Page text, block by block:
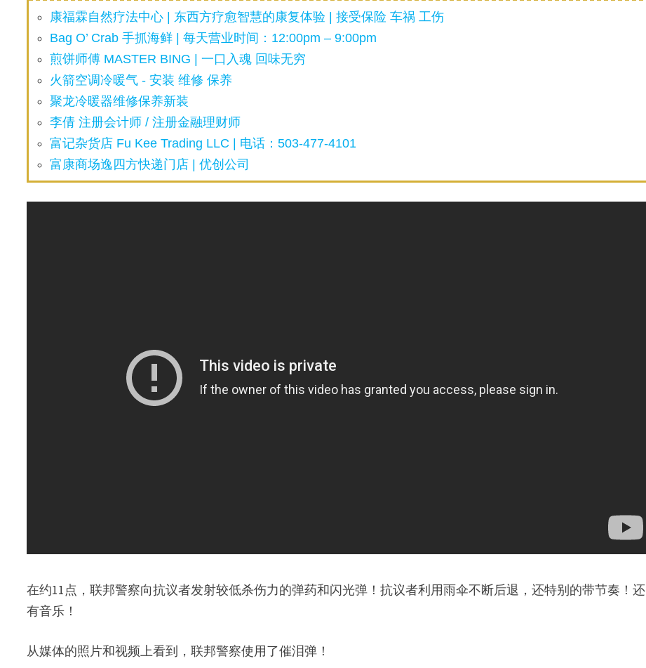
康福霖自然疗法中心 | 东西方疗愈智慧的康复体验 | 接受保险 车祸 工伤
Bag O’ Crab 手抓海鲜 | 每天营业时间：12:00pm – 9:00pm
煎饼师傅 MASTER BING | 一口入魂 回味无穷
火箭空调冷暖气 - 安装 维修 保养
聚龙冷暖器维修保养新装
李倩 注册会计师 / 注册金融理财师
富记杂货店 Fu Kee Trading LLC | 电话：503-477-4101
富康商场逸四方快递门店 | 优创公司
在约11点，联邦警察向抗议者发射较低杀伤力的弹药和闪光弹！抗议者利用雨伞不断后退，还特别的带节奏！还
有音乐！
从媒体的照片和视频上看到，联邦警察使用了催泪弹！